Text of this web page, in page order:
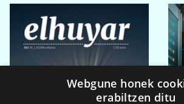
Webgune honek
erabiltzen ditu